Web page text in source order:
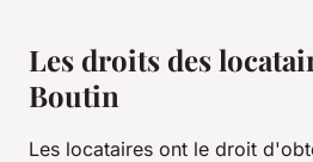
Les droits des
Boutin
Les locataires ont le droit